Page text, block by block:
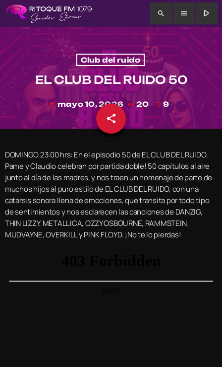
search menu play_arrow
Club del ruido
EL CLUB DEL RUIDO 50
today mayo 10, 2026 20 9
share
email
DOMINGO 23:00 hrs: En el episodio 50 de EL CLUB DEL RUIDO.
Pame y Claudio celebran por partida doble! 50 capítulos al aire
junto al día de las madres, y nos traen un homenaje de parte de
muchos hijos al puro estilo de EL CLUB DEL RUIDO, con una
catarsis sonora llena de emociones, que transita por todo tipo
de sentimientos y nos esclarecen las canciones de DANZIG,
THIN LIZZY, METALLICA, OZZY OSBOURNE, RAMMSTEIN,
MUDVAYNE, OVERKILL y PINK FLOYD. ¡No te lo pierdas!